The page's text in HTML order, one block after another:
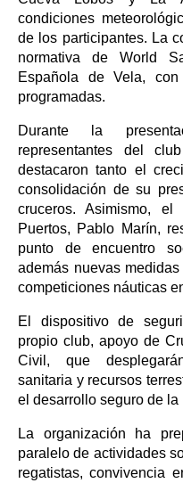
condiciones
de los participantes. La
normativa de World
Española de Vela,
programadas.
Durante la
representantes del
destacaron tanto el
consolidación de su
cruceros. Asimismo,
Puertos, Pablo Marín,
punto de encuentro
además nuevas
competiciones náuticas
El dispositivo de
propio club, apoyo de
Civil, que
sanitaria y recursos
el desarrollo seguro de la
La organización ha
paralelo de actividades
regatistas, convivencia